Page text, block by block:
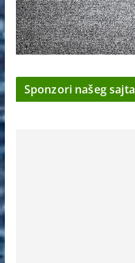
Sponzori našeg sajta